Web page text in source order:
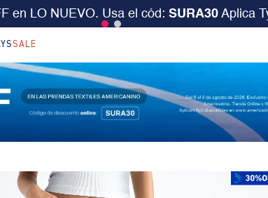
ó 15% extra desde $400.000 en SALE.
SALE